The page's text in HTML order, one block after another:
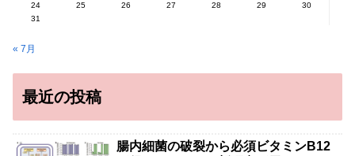
24
25 26 27 28 29
30
31
« 7月
最近の投稿
腸内細菌の破裂から必須ビタミンB12